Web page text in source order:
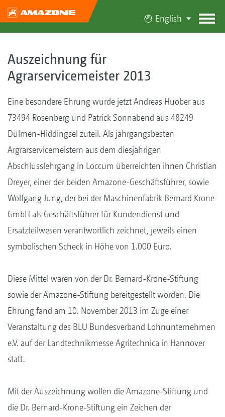
English
Auszeichnung für
Agrarservicemeister 2013
Eine besondere Ehrung wurde jetzt Andreas Huober aus
73494 Rosenberg und Patrick Sonnabend aus 48249
Dülmen-Hiddingsel zuteil. Als jahrgangsbesten
Argrarservicemeistern aus dem diesjährigen
Abschlusslehrgang in Loccum überreichten ihnen Christian
Dreyer, einer der beiden Amazone-Geschäftsführer, sowie
Wolfgang Jung, der bei der Maschinenfabrik Bernard Krone
GmbH als Geschäftsführer für Kundendienst und
Ersatzteilwesen verantwortlich zeichnet, jeweils einen
symbolischen Scheck in Höhe von 1.000 Euro.
Diese Mittel waren von der Dr. Bernard-Krone-Stiftung
sowie der Amazone-Stiftung bereitgestellt worden. Die
Ehrung fand am 10. November 2013 im Zuge einer
Veranstaltung des BLU Bundesverband Lohnunternehmen
e.V. auf der Landtechnikmesse Agritechnica in Hannover
statt.
Mit der Auszeichnung wollen die Amazone-Stiftung und
die Dr. Bernard-Krone-Stiftung ein Zeichen der